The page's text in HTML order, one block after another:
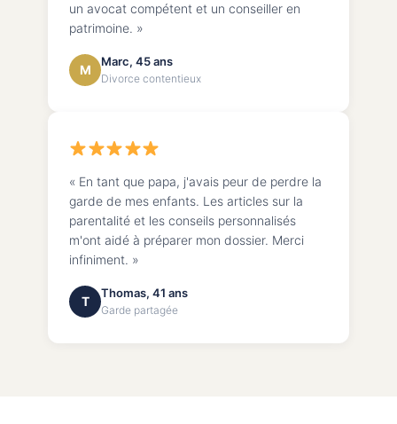
un avocat compétent et un conseiller en
patrimoine. »
M
Marc, 45 ans
Divorce contentieux
« En tant que papa, j'avais peur de perdre la
garde de mes enfants. Les articles sur la
parentalité et les conseils personnalisés
m'ont aidé à préparer mon dossier. Merci
infiniment. »
T
Thomas, 41 ans
Garde partagée